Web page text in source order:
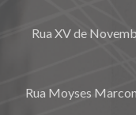
Rua XV de
Rua Moyses